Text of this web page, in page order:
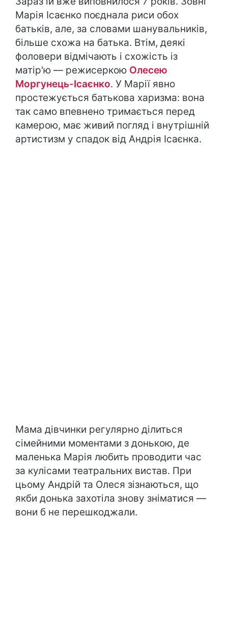
Марія Ісаєнко поєднала риси обох
батьків, але, за словами шанувальників,
більше схожа на батька. Втім, деякі
фоловери відмічають і схожість із
матір'ю — режисеркою Олесею
Моргунець-Ісаєнко. У Марії явно
простежується батькова харизма: вона
так само впевнено тримається перед
камерою, має живий погляд і внутрішній
артистизм у спадок від Андрія Ісаєнка.
Мама дівчинки регулярно ділиться
сімейними моментами з донькою, де
маленька Марія любить проводити час
за кулісами театральних вистав. При
цьому Андрій та Олеся зізнаються, що
якби донька захотіла знову зніматися —
вони б не перешкоджали.